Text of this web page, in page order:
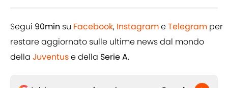
Segui 90min su Facebook, InstagrameTelegram per
restare aggiornato sulle ultime news dal mondo
della Juventuse della Serie A.